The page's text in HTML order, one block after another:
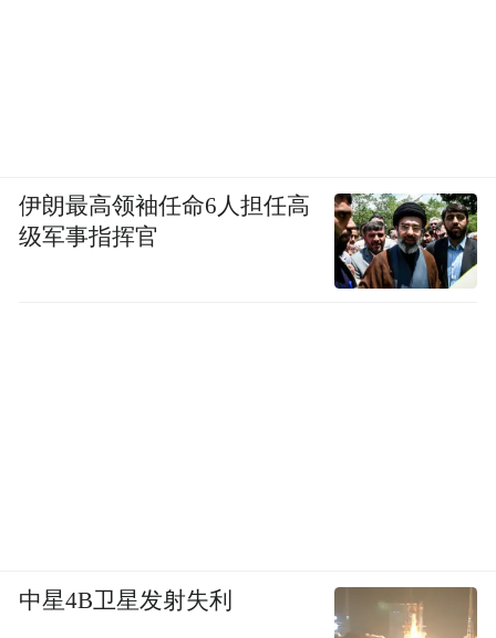
伊朗最高领袖任命6人担任高
级军事指挥官
中星4B卫星发射失利